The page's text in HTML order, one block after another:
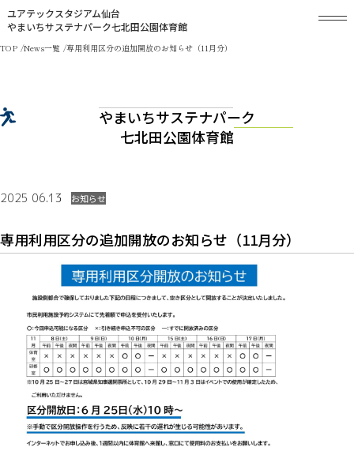
ユアテックスタジアム仙台
やまいちサステナパーク七北田公園体育館
TOP News一覧 専用利用区分の追加開放のお知らせ（11月分）
やまいちサステナパーク
七北田公園体育館
2025 06.13 お知らせ
専用利用区分の追加開放のお知らせ（11月分）